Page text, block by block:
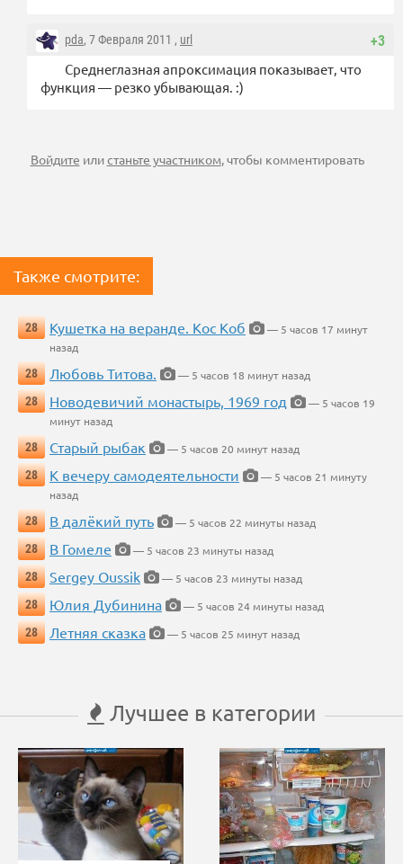
+3
pda, 7 Февраля 2011 , url
Среднеглазная апроксимация показывает, что
функция — резко убывающая. :)
Войдите илистаньте участником, чтобы комментировать
Также смотрите:
28 Кушетка на веранде. Кос Коб
— 5 часов 17 минут
назад
28
Любовь Титова.
— 5 часов 18 минут назад
28
Новодевичий монастырь, 1969 год
— 5 часов 19
минут назад
28
Старый рыбак
— 5 часов 20 минут назад
28
К вечеру самодеятельности
— 5 часов 21 минуту
назад
28
В далёкий путь
— 5 часов 22 минуты назад
28
В Гомеле
— 5 часов 23 минуты назад
28
Sergey Oussik
— 5 часов 23 минуты назад
28
Юлия Дубинина
— 5 часов 24 минуты назад
28
Летняя сказка — 5 часов 25 минут назад
Лучшее в категории